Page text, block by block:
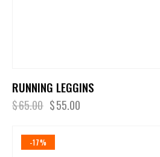
RUNNING LEGGINS
$65.00 $55.00
-17%